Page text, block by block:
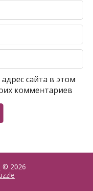
сайта в этом
комментариев
© 2026